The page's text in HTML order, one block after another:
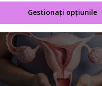
Gestionați opțiunile